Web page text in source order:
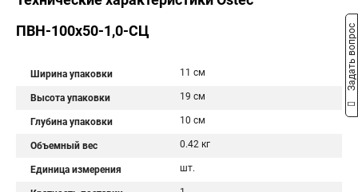
ПВН-100х50-1,0-СЦ
Ширина упаковки 11 см
Высота упаковки 19 см
Глубина упаковки 10 см
Объемный вес 0.42 кг
Единица измерения шт.
Задать вопрос